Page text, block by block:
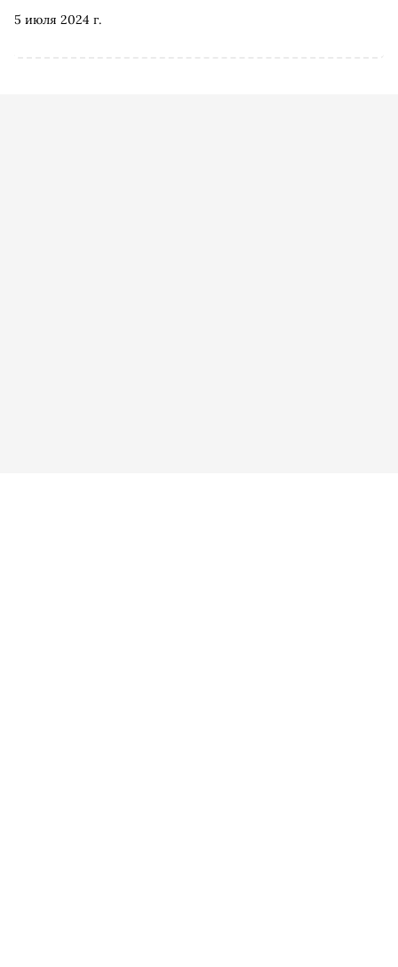
увидеть
5 июля 2024 г.
главной книгой поколения. «Сноб» узнал у Кристины,